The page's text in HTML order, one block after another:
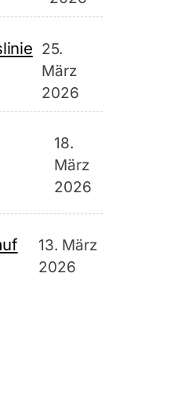
25.
März
2026
18.
März
2026
13. März
2026